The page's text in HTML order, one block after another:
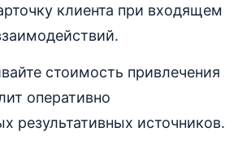
клиента при входящем
стоимость привлечения
оперативно
результативных источников.